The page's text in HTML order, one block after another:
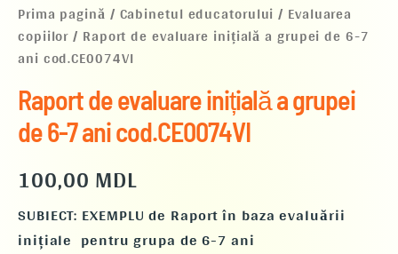
Prima pagină / Cabinetul educatorului / Evaluarea
copiilor/ Raport de evaluare inițială a grupei de 6-7
ani cod.CE0074VI
Raport de evaluare inițială a grupei
de 6-7 ani cod.CE0074VI
100,00MDL
SUBIECT: EXEMPLU de Raport în baza evaluării
inițiale pentru grupa de 6-7 ani